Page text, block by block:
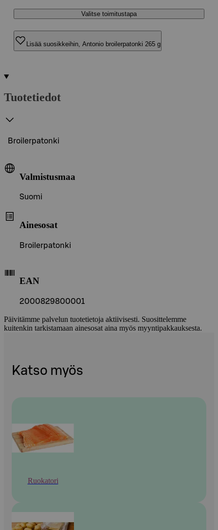
Valitse toimitustapa
Lisää suosikkeihin, Antonio broilerpatonki 265 g
Tuotetiedot
Broilerpatonki
Valmistusmaa
Suomi
Ainesosat
Broilerpatonki
EAN
2000829800001
Päivitämme palvelun tuotetietoja aktiivisesti. Suosittelemme
kuitenkin tarkistamaan ainesosat aina myös myyntipakkauksesta.
Katso myös
Ruokatori